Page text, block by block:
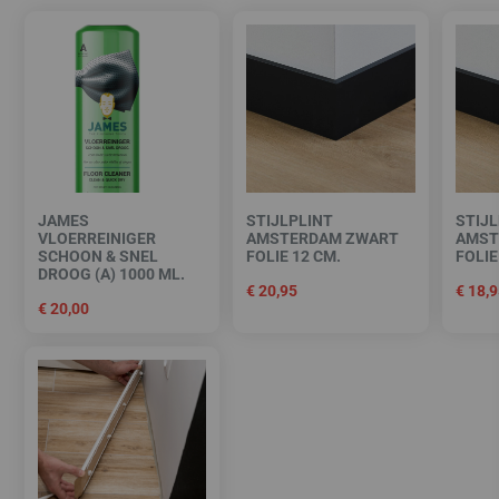
JAMES
VLOERREINIGER
SCHOON & SNEL
DROOG (A) 1000 ML.
€20,00
STIJLPLINT
AMSTERDAM ZWART
FOLIE 12 CM.
€20,95
FOLIE
€